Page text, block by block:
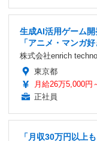
生成AI活用ゲーム
「アニメ・マンガ
株式会社enrich
東京都
月給26万5,000円
正社員
「月収30万円以上